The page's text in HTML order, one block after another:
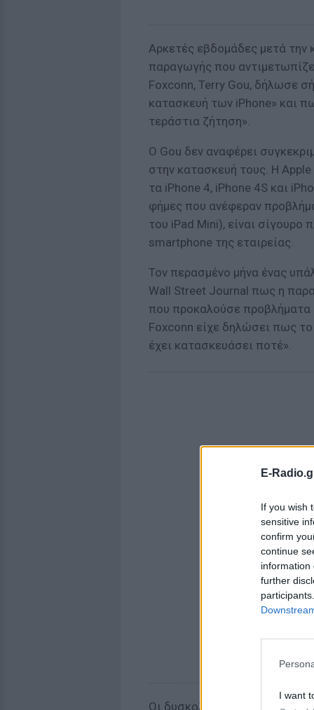
E-
If you wish
sensitive
confirm
continue
information
further
I want
Αρκετές εβδομάδες μετά την
παραγωγής που
Foxconn, Terry Gou, δήλωσε
κατασκευή των iPhone» και
τεράστια ζήτηση».
Ο Gou δεν αναφέρει
στην κατασκευή τους. Η
τα iPhone 4, iPhone 4S και
φήμες που ανέφεραν
του iPad Mini), είναι
smartphone της εταιρείας.
Τον περασμένο μήνα ένας
Wall Street Journal πως η
που προκαλούσε προβλήματα
Foxconn είχε δηλώσει πως
έχει κατασκευάσει ποτέ».
Οι δυσκολίες φαίνεται πως